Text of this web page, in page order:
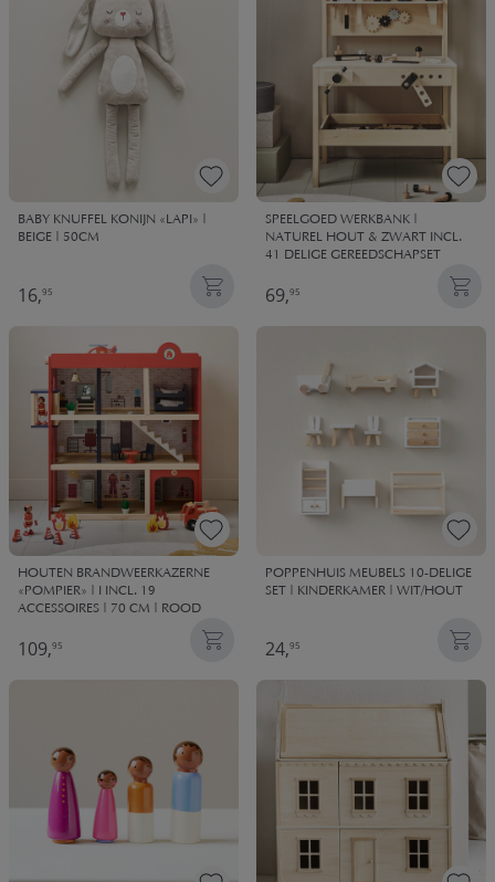
BABY KNUFFEL KONIJN «LAPI» |
BEIGE | 50CM
16,95
SPEELGOED WERKBANK |
NATUREL HOUT & ZWART INCL.
41 DELIGE GEREEDSCHAPSET
69,95
HOUTEN BRANDWEERKAZERNE
«POMPIER» | I INCL. 19
ACCESSOIRES | 70 CM | ROOD
109,95
POPPENHUIS MEUBELS 10-DELIGE
SET | KINDERKAMER | WIT/HOUT
24,95